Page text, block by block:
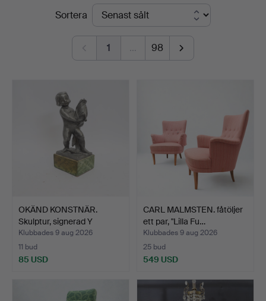
Auktionsbyrå
SlutpriserSortera
1 … 98
OKÄND KONSTNÄR.
Skulptur, signerad Y
Norbe…
Klubbades 9 aug 2026
11 bud
85 USD
CARL MALMSTEN. fåtöljer
ett par, "Lilla Fu…
Klubbades 9 aug 2026
25 bud
549 USD